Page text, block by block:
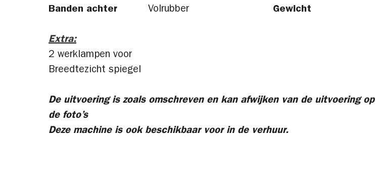
Banden achter
Volrubber
Gewicht
Extra:
2 werklampen voor
Breedtezicht spiegel
De uitvoering is zoals omschreven en kan afwijken van de uitvoering op
de foto’s
Deze machine is ook beschikbaar voor in de verhuur.